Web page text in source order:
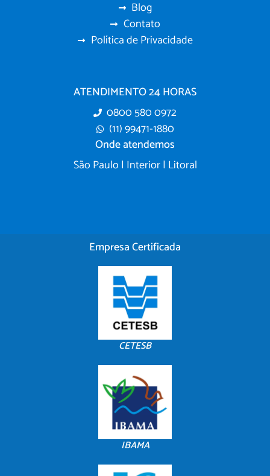
Blog
Contato
Política de Privacidade
ATENDIMENTO 24 HORAS
0800 580 0972
(11) 99471-1880
Onde atendemos
São Paulo | Interior | Litoral
Empresa Certificada
CETESB
IBAMA